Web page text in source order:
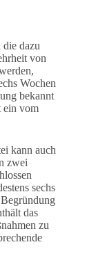
dazu
von
Wochen
bekannt
ein vom
kann auch
zwei
sechs
das
zu